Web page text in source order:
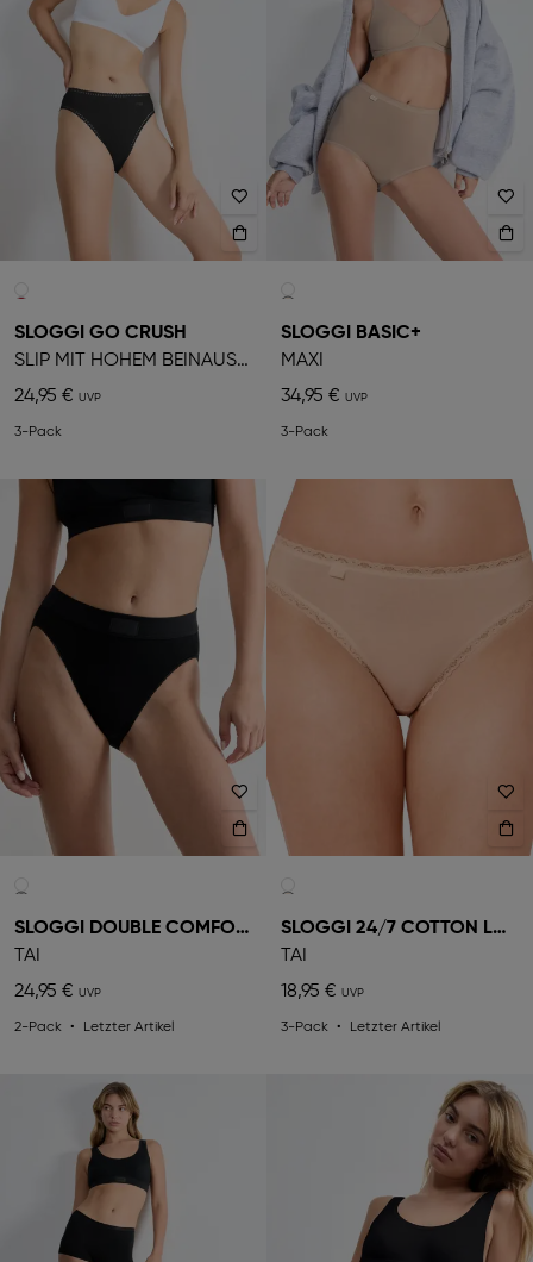
SLOGGI GO CRUSH
SLIP MIT HOHEM BEINAUSSCHNITT
24,95 €
3-Pack
SLOGGI BASIC+
MAXI
34,95 €
3-Pack
SLOGGI DOUBLE COMFORT
TAI
24,95 €
2-Pack Letzter Artikel
SLOGGI 24/7 COTTON LACE
TAI
18,95 €
3-Pack Letzter Artikel